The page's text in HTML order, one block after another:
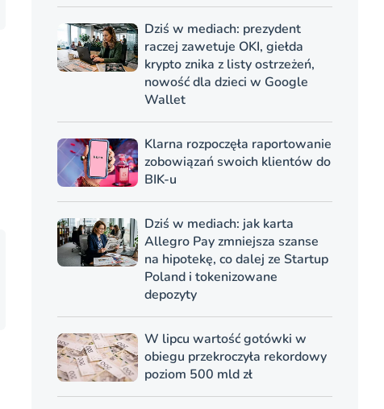
Dziś w mediach: prezydent
raczej zawetuje OKI, giełda
krypto znika z listy ostrzeżeń,
nowość dla dzieci w Google
Wallet
Klarna rozpoczęła raportowanie
zobowiązań swoich klientów do
BIK-u
Dziś w mediach: jak karta
Allegro Pay zmniejsza szanse
na hipotekę, co dalej ze Startup
Poland i tokenizowane
depozyty
W lipcu wartość gotówki w
obiegu przekroczyła rekordowy
poziom 500 mld zł